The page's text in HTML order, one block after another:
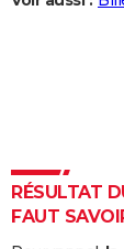
Carte de Noël
Carte Bonne
Carte Saint-
Carte Pâques
Carte
Dictionnaire
Biographies
Citations
Expressions
Proverbes
RÉSULTAT
FAUT